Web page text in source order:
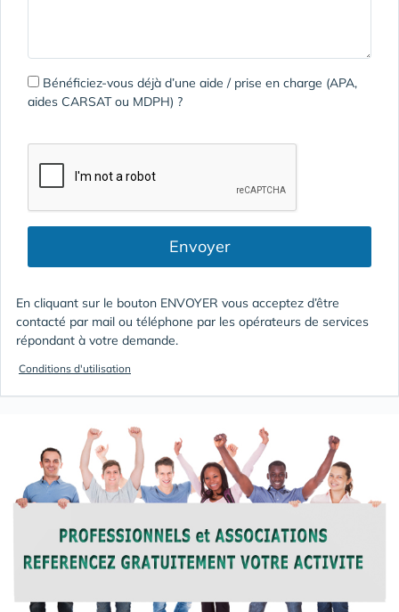
Bénéficiez-vous déjà d’une aide / prise en charge (APA,
aides CARSAT ou MDPH) ?
Envoyer
En cliquant sur le bouton ENVOYER vous acceptez d’être
contacté par mail ou téléphone par les opérateurs de services
répondant à votre demande.
Conditions d'utilisation